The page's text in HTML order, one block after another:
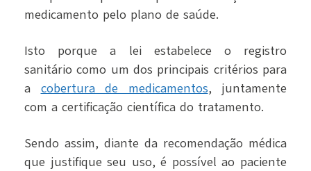
medicamento pelo plano de saúde.
Isto porque a lei estabelece o registro
sanitário como um dos principais critérios para
a cobertura de medicamentos, juntamente
com a certificação científica do tratamento.
Sendo assim, diante da recomendação médica
que justifique seu uso, é possível ao paciente